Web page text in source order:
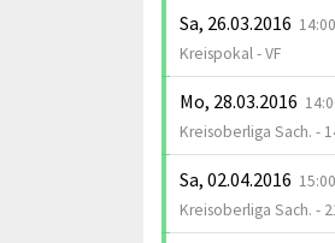
Sa, 26.03.2016 14:00
Kreispokal - VF
Mo, 28.03.2016
Kreisoberliga Sach. -
Sa, 02.04.2016 15:00
Kreisoberliga Sach. -